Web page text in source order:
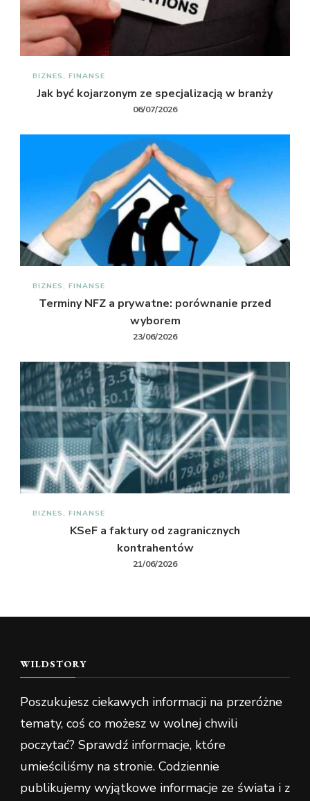
BIZNES, FINANSE
Jak być kojarzonym ze specjalizacją w branży
06/07/2026
BIZNES, FINANSE
Terminy NFZ a prywatne: porównanie przed
wyborem
23/06/2026
BIZNES, FINANSE
KSeF a faktury od zagranicznych
kontrahentów
21/06/2026
WILDSTORY
Poszukujesz ciekawych informacji na przeróżne
tematy, coś co możesz w wolnej chwili
poczytać? Sprawdź informacje, które
umieściliśmy na stronie. Codziennie
publikujemy wyjątkowe informacje ze świata i z